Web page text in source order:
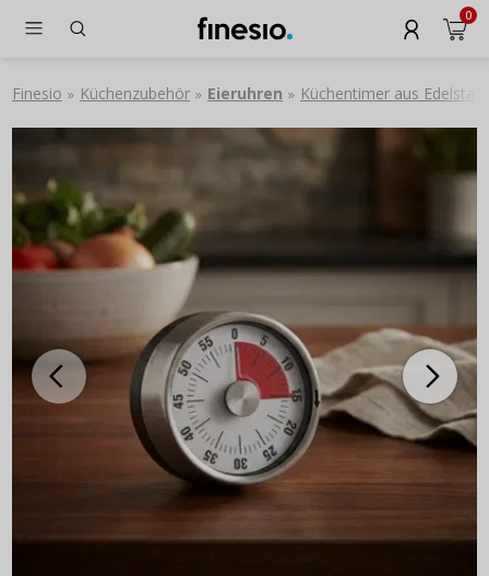
0
Finesio » Küchenzubehör » Eieruhren » Küchentimer aus